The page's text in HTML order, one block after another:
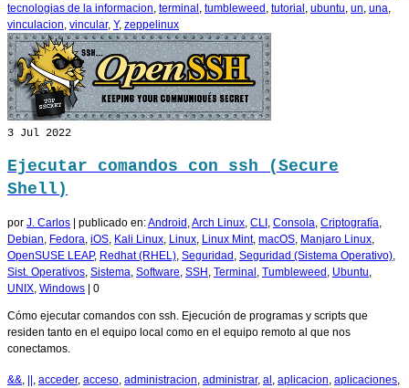
tecnologias de la informacion terminal tumbleweed tutorial ubuntu un una
vinculacion vincular, Y, zeppelinux
3 Jul 2022
Ejecutar comandos con ssh (Secure
Shell)
por J. Carlos | publicado en:Android Arch Linux CLI Consola Criptografía
Debian Fedora iOS Kali Linux Linux Linux Mint, macOS Manjaro Linux
OpenSUSE LEAP, Redhat (RHEL) Seguridad Seguridad (Sistema Operativo)
Sist. Operativos Sistema Software SSH Terminal Tumbleweed Ubuntu
UNIX Windows | 0
Cómo ejecutar comandos con ssh. Ejecución de programas y scripts que
residen tanto en el equipo local como en el equipo remoto al que nos
conectamos.
&& || acceder, acceso administracion administrar, al aplicacion aplicaciones